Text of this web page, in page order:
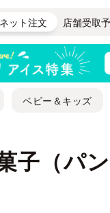
ネット注文 店舗受取
ベビー＆キッズ
子（パ